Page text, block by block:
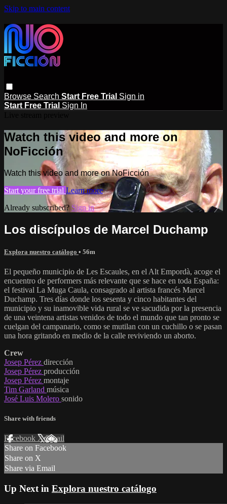
Skip to main content
Browse Search Start Free Trial Sign in
Start Free Trial Sign In
Watch this video and more on
NoFicción
Watch this video and more on NoFicción
Start your free trial Learn more
Already subscribed? Sign in
Los discípulos de Marcel Duchamp
Explora nuestro catálogo • 56m
El pequeño municipio de Les Escaules, en el Alt Empordà, acoge el
encuentro de performers más relevante que se hace en toda España:
el festival La Muga Caula, consagrado al artista francés Marcel
Duchamp. Tres días donde los sesenta y cinco habitantes del
municipio y su inamovible vida rural se ve sacudida por la presencia
de una veintena artistas venidos de todo el mundo que tan pronto se
cuelgan del campanario, como se mutilan con un cuchillo o se pasan
una hora gritando en medio de la calle reviviendo un aborto.
Crew
Josep Pérez dirección
Josep Pérez producción
Josep Pérez montaje
Tim Garland música
José Luis Molero sonido
Share with friends
Facebook XEmail
Share on Facebook
Share on X
Share via Email
Up Next in Explora nuestro catálogo